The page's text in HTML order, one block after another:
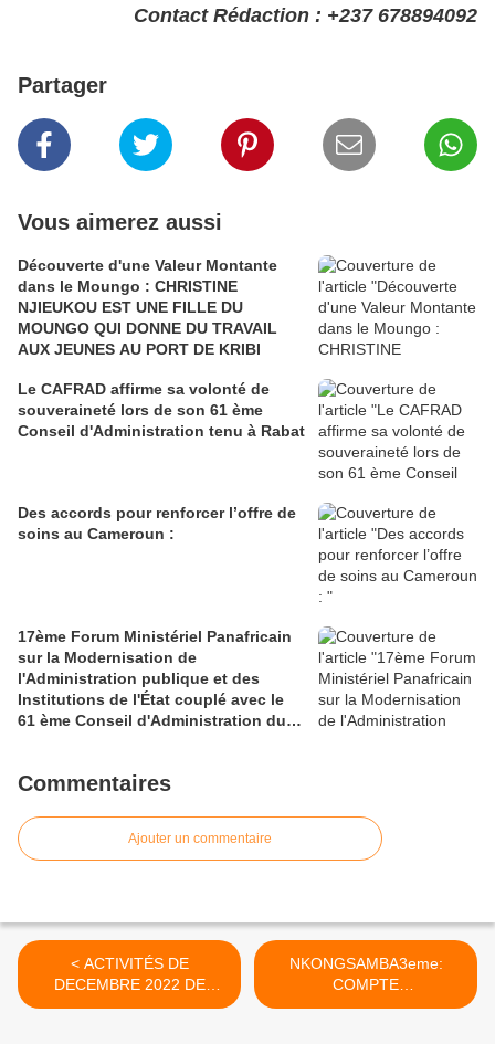
Contact Rédaction : +237 678894092
Partager
Vous aimerez aussi
Découverte d'une Valeur Montante
dans le Moungo : CHRISTINE
NJIEUKOU EST UNE FILLE DU
MOUNGO QUI DONNE DU TRAVAIL
AUX JEUNES AU PORT DE KRIBI
Le CAFRAD affirme sa volonté de
souveraineté lors de son 61 ème
Conseil d'Administration tenu à Rabat
Des accords pour renforcer l’offre de
soins au Cameroun :
17ème Forum Ministériel Panafricain
sur la Modernisation de
l'Administration publique et des
Institutions de l'État couplé avec le
61 ème Conseil d'Administration du
Commentaires
Ajouter un commentaire
< ACTIVITÉS DE
DECEMBRE 2022 DE
NKONGSAMBA
NKONGSAMBA3eme:
COMPTE
ADMINISTRATIF... PLUS